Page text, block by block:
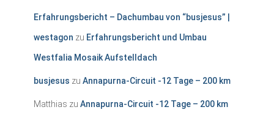
Erfahrungsbericht – Dachumbau von “busjesus” |
westagon zu Erfahrungsbericht und Umbau
Westfalia Mosaik Aufstelldach
busjesus zu Annapurna-Circuit -12 Tage – 200 km
Matthias zu Annapurna-Circuit -12 Tage – 200 km